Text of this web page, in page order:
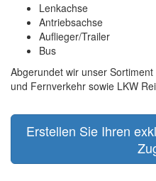
Lenkachse
Antriebsachse
Auflieger/Trailer
Bus
Abgerundet wir unser
und Fernverkehr sowie LKW
Erstellen Sie Ihren